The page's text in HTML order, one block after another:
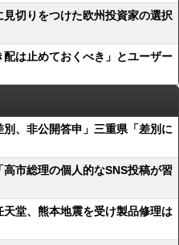
見切りをつけた欧州投資家の選択
配は止めておくべき」とユーザー
別、非公開答申」三重県「差別に
高市総理の個人的なSNS投稿が習
天堂、熊本地震を受け製品修理は